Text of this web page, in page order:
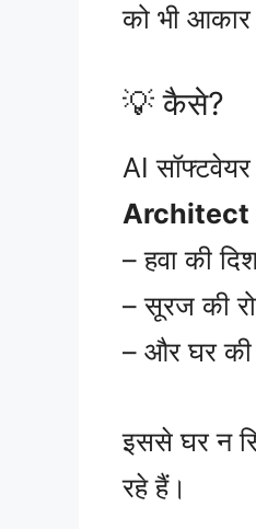
को भी आकार
💡 कैसे?
AI
Architect
– हवा की
– सूरज की
– और घर की
इससे घर न
रहे हैं।